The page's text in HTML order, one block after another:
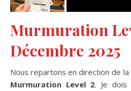
Murmuration
Décembre 2025
Nous repartons en direction de
Murmuration Level 2. Je dois